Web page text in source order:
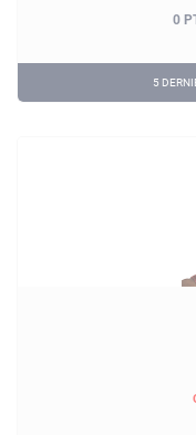
0
5